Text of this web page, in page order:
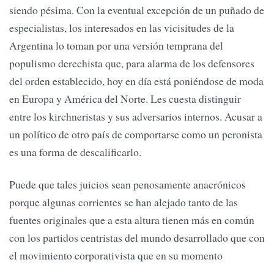
siendo pésima. Con la eventual excepción de un puñado de
especialistas, los interesados en las vicisitudes de la
Argentina lo toman por una versión temprana del
populismo derechista que, para alarma de los defensores
del orden establecido, hoy en día está poniéndose de moda
en Europa y América del Norte. Les cuesta distinguir
entre los kirchneristas y sus adversarios internos. Acusar a
un político de otro país de comportarse como un peronista
es una forma de descalificarlo.
Puede que tales juicios sean penosamente anacrónicos
porque algunas corrientes se han alejado tanto de las
fuentes originales que a esta altura tienen más en común
con los partidos centristas del mundo desarrollado que con
el movimiento corporativista que en su momento